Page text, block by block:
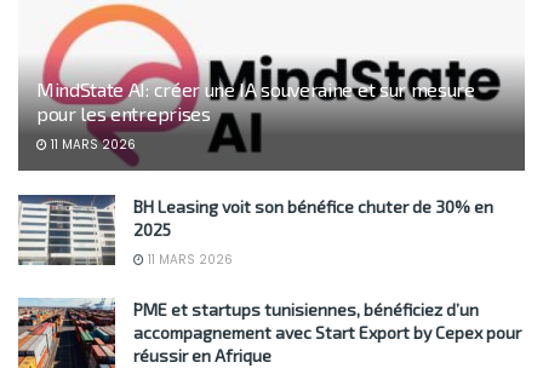
MindState AI: créer une IA souveraine et sur mesure
pour les entreprises
11 MARS 2026
BH Leasing voit son bénéfice chuter de 30% en
2025
11 MARS 2026
PME et startups tunisiennes, bénéficiez d’un
accompagnement avec Start Export by Cepex pour
réussir en Afrique